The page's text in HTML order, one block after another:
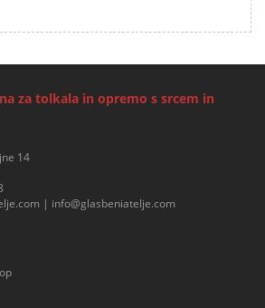
za tolkala in opremo s srcem in
14
| info@glasbeniatelje.com